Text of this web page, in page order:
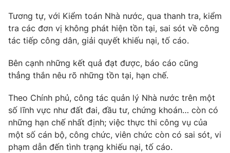
Tương tự, với Kiểm toán Nhà nước, qua thanh tra, kiểm
tra các đơn vị không phát hiện tồn tại, sai sót về công
tác tiếp công dân, giải quyết khiếu nại, tố cáo.
Bên cạnh những kết quả đạt được, báo cáo cũng
thẳng thắn nêu rõ những tồn tại, hạn chế.
Theo Chính phủ, công tác quản lý Nhà nước trên một
số lĩnh vực như đất đai, đầu tư, chứng khoán… còn có
những hạn chế nhất định; việc thực thi công vụ của
một số cán bộ, công chức, viên chức còn có sai sót, vi
phạm dẫn đến tình trạng khiếu nại, tố cáo.